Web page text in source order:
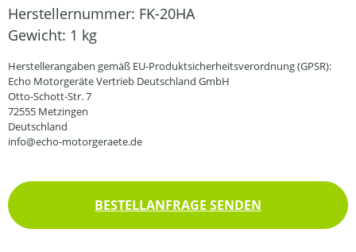
Herstellernummer: FK-20HA
Gewicht: 1 kg
Herstellerangaben gemäß EU-Produktsicherheitsverordnung (GPSR):
Echo Motorgeräte Vertrieb Deutschland GmbH
Otto-Schott-Str. 7
72555 Metzingen
Deutschland
info@echo-motorgeraete.de
BESTELLANFRAGE SENDEN